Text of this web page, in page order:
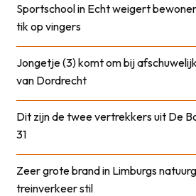
Sportschool in Echt weigert
tik op vingers
Jongetje (3) komt om bij
van Dordrecht
Dit zijn de twee vertrekkers uit De
31
Zeer grote brand in Limburgs
treinverkeer stil